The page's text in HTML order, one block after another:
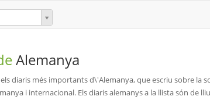
Alemanya
diaris més importants d\'Alemanya, que escriu sobre la
i internacional. Els diaris alemanys a la llista són de